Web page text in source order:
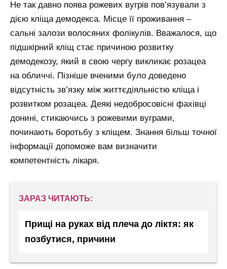
Не так давно поява рожевих вугрів пов’язували з
дією кліща демодекса. Місце її проживання –
сальні залози волосяних фолікулів. Вважалося, що
підшкірний кліщ стає причиною розвитку
демодекозу, який в свою чергу викликає розацеа
на обличчі. Пізніше вченими було доведено
відсутність зв’язку між життєдіяльністю кліща і
розвитком розацеа. Деякі недобросовісні фахівці
донині, стикаючись з рожевими вуграми,
починають боротьбу з кліщем. Знання більш точної
інформації допоможе вам визначити
компетентність лікаря.
ЗАРАЗ ЧИТАЮТЬ:
Прищі на руках від плеча до ліктя: як
позбутися, причини